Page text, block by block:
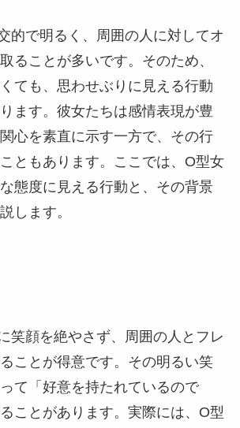
的で明るく、周囲の人に対してオ
ることが多いです。そのため、
ても、思わせぶりに見える行動
ます。彼女たちは感情表現が豊
心を素直に示す一方で、その行
ともあります。ここでは、O型女
態度に見える行動と、その背景
します。
笑顔を絶やさず、周囲の人とフレ
ことが得意です。その明るい笑
て「好意を持たれているので
ことがあります。実際には、O型